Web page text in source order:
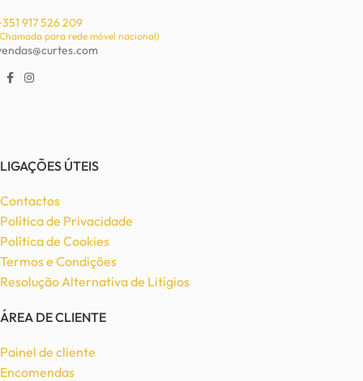
917 526 209
para rede móvel nacional)
LIGAÇÕES ÚTEIS
Contactos
Política de Privacidade
Política de Cookies
Termos e Condições
Resolução Alternativa de Litígios
ÁREA DE CLIENTE
Painel de cliente
Encomendas